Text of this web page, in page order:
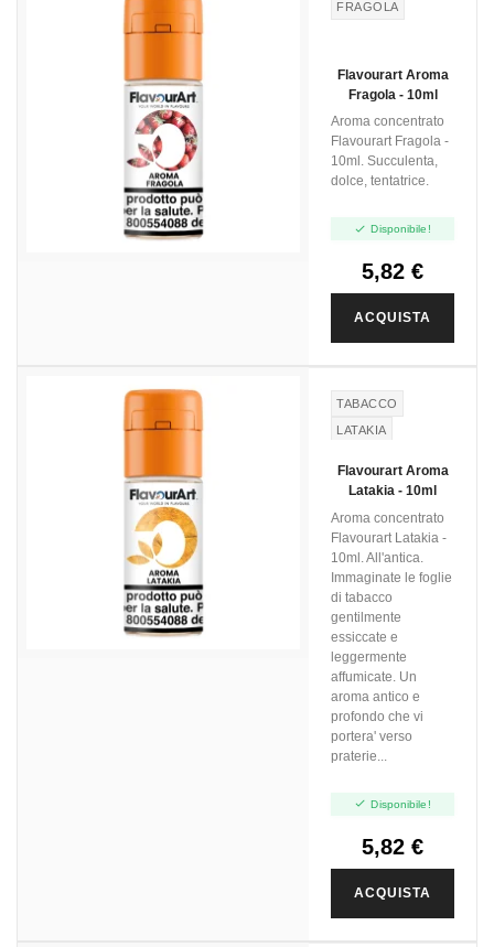
FRAGOLA
Flavourart Aroma
Fragola - 10ml
Aroma concentrato
Flavourart Fragola -
10ml. Succulenta,
dolce, tentatrice.
 Disponibile!
5,82 €
ACQUISTA
TABACCO
LATAKIA
Flavourart Aroma
Latakia - 10ml
Aroma concentrato
Flavourart Latakia -
10ml. All'antica.
Immaginate le foglie
di tabacco
gentilmente
essiccate e
leggermente
affumicate. Un
aroma antico e
profondo che vi
portera' verso
praterie...
 Disponibile!
5,82 €
ACQUISTA